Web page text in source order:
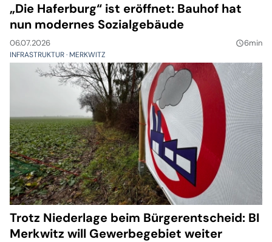
„Die Haferburg“ ist eröffnet: Bauhof hat
nun modernes Sozialgebäude
06.07.2026 query_builder6min
INFRASTRUKTUR MERKWITZ
Trotz Niederlage beim Bürgerentscheid: BI
Merkwitz will Gewerbegebiet weiter